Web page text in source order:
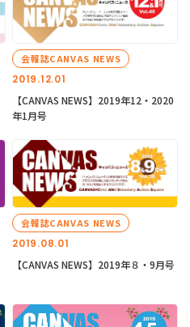
2019.12.01
会報誌CANVAS NEWS
【CANVAS NEWS】2019年12・2020
年1月号
2019.08.01
会報誌CANVAS NEWS
【CANVAS NEWS】2019年８・9月号